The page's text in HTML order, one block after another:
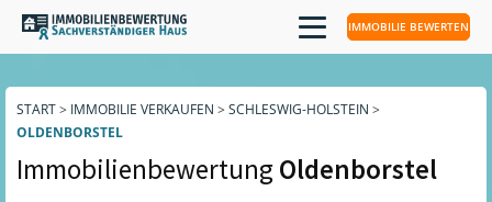
IMMOBILIE BEWERTEN
START> IMMOBILIE VERKAUFEN > SCHLESWIG-HOLSTEIN >
OLDENBORSTEL
ImmobilienbewertungOldenborstel